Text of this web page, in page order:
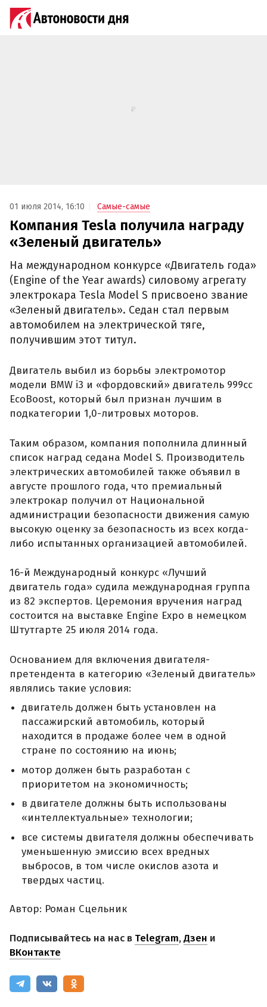
01 июля 2014, 16:10 Самые-самые
Компания Tesla получила награду
«Зеленый двигатель»
На международном конкурсе «Двигатель года»
(Engine of the Year awards) силовому агрегату
электрокара Tesla Model S присвоено звание
«Зеленый двигатель». Седан стал первым
автомобилем на электрической тяге,
получившим этот титул.
Двигатель выбил из борьбы электромотор
модели BMW i3 и «фордовский» двигатель 999cc
EcoBoost, который был признан лучшим в
подкатегории 1,0-литровых моторов.
Таким образом, компания пополнила длинный
список наград седана Model S. Производитель
электрических автомобилей также объявил в
августе прошлого года, что премиальный
электрокар получил от Национальной
администрации безопасности движения самую
высокую оценку за безопасность из всех когда-
либо испытанных организацией автомобилей.
16-й Международный конкурс «Лучший
двигатель года» судила международная группа
из 82 экспертов. Церемония вручения наград
состоится на выставке Engine Expo в немецком
Штутгарте 25 июля 2014 года.
Основанием для включения двигателя-
претендента в категорию «Зеленый двигатель»
являлись такие условия:
двигатель должен быть установлен на
пассажирский автомобиль, который
находится в продаже более чем в одной
стране по состоянию на июнь;
мотор должен быть разработан с
приоритетом на экономичность;
в двигателе должны быть использованы
«интеллектуальные» технологии;
все системы двигателя должны обеспечивать
уменьшенную эмиссию всех вредных
выбросов, в том числе окислов азота и
твердых частиц.
Автор: Роман Сцельник
Подписывайтесь на нас в Telegram,Дзен и
ВКонтакте